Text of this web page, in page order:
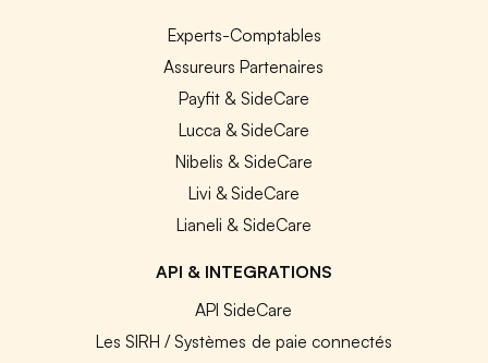
Experts-Comptables
Assureurs Partenaires
Payfit & SideCare
Lucca & SideCare
Nibelis & SideCare
Livi & SideCare
Lianeli & SideCare
API & INTEGRATIONS
API SideCare
Les SIRH / Systèmes de paie connectés